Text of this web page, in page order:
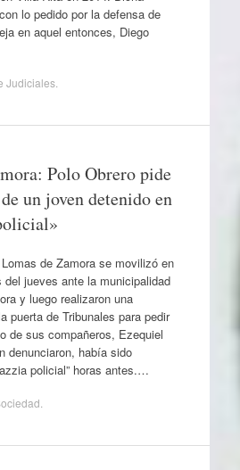
lo pedido por la defensa de
en aquel entonces, Diego
Judiciales.
Polo Obrero pide
un joven detenido en
de Zamora se movilizó en
del jueves ante la municipalidad
y luego realizaron una
puerta de Tribunales para pedir
de sus compañeros, Ezequiel
denunciaron, había sido
policial” horas antes.…